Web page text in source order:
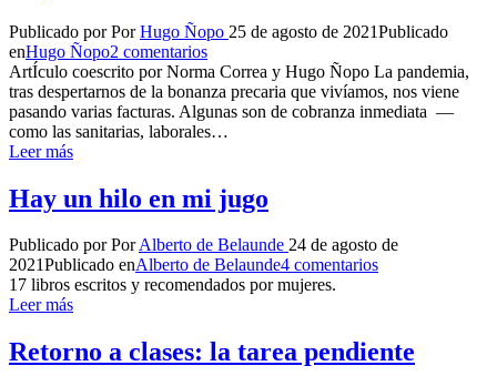
Publicado por PorHugo Ñopo 25 de agosto de 2021Publicado
enHugo Ñopo2 comentarios
ArtÍculo coescrito por Norma Correa y Hugo Ñopo La pandemia,
tras despertarnos de la bonanza precaria que vivíamos, nos viene
pasando varias facturas. Algunas son de cobranza inmediata —
como las sanitarias, laborales…
Leer más
Hay un hilo en mi jugo
Publicado por PorAlberto de Belaunde 24 de agosto de
2021Publicado enAlberto de Belaunde4 comentarios
17 libros escritos y recomendados por mujeres.
Leer más
Retorno a clases: la tarea pendiente